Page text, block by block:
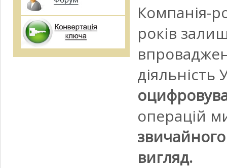
Компанія-
років
діяльність
операцій
вигляд.